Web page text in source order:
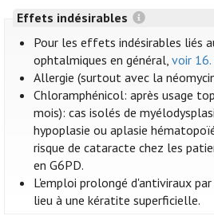
Effets indésirables
Pour les effets indésirables liés
ophtalmiques en général,voir
Allergie (surtout avec la
Chloramphénicol: après usage
mois): cas isolés de
hypoplasie ou aplasie
risque de cataracte chez les
en G6PD.
L'emploi prolongé d'antiviraux
lieu à une kératite superficielle.